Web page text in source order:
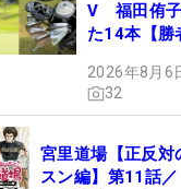
V 福田侑子
た14本【勝
2026年8月6
32
宮里道場【正反対
スン編】第11話